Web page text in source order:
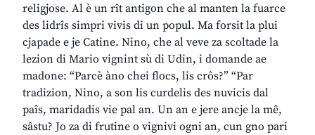
religjose. Al è un rît antigon che al manten la fuarce
des lidrîs simpri vivis di un popul. Ma forsit la plui
cjapade e je Catine. Nino, che al veve za scoltade la
lezion di Mario vignint sù di Udin, i domande ae
madone: “Parcè àno chei flocs, lis crôs?” “Par
tradizion, Nino, a son lis curdelis des nuvicis dal
paîs, maridadis vie pal an. Un an e jere ancje la mê,
sâstu? Jo za di frutine o vignivi ogni an, cun gno pari